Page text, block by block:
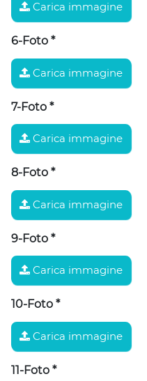
Carica immagine
6-Foto *
Carica immagine
7-Foto *
Carica immagine
8-Foto *
Carica immagine
9-Foto *
Carica immagine
10-Foto *
Carica immagine
11-Foto *